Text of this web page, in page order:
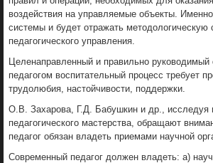
воздействия на управляемые объекты.
системы и будет отражать методологическую
педагогического управления.
Целенаправленный и правильно
педагогом воспитательный процесс требует
трудолюбия, настойчивости, поддержки.
О.В. Захарова, Г.Д. Бабушкин и др., исследуя
педагогического мастерства, обращают
педагог обязан владеть приемами научной
Современный педагог должен владеть: а)